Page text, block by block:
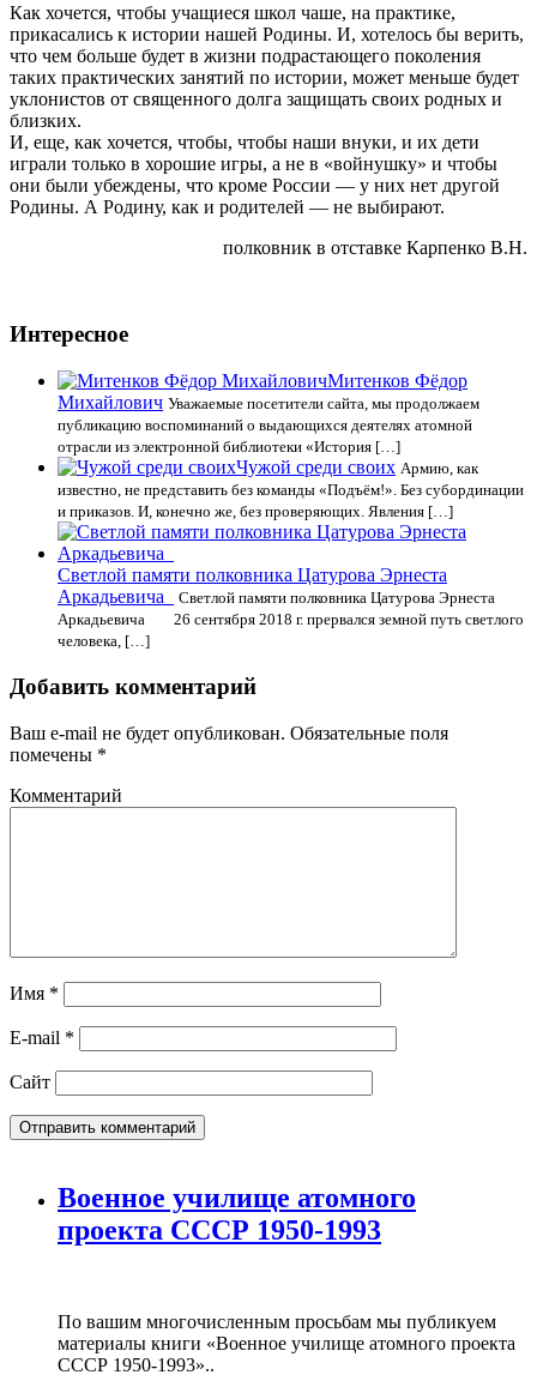
Как хочется, чтобы учащиеся школ чаше, на практике,
прикасались к истории нашей Родины. И, хотелось бы верить,
что чем больше будет в жизни подрастающего поколения
таких практических занятий по истории, может меньше будет
уклонистов от священного долга защищать своих родных и
близких.
И, еще, как хочется, чтобы, чтобы наши внуки, и их дети
играли только в хорошие игры, а не в «войнушку» и чтобы
они были убеждены, что кроме России — у них нет другой
Родины. А Родину, как и родителей — не выбирают.
полковник в отставке Карпенко В.Н.
Интересное
Митенков Фёдор
Михайлович Уважаемые посетители сайта, мы продолжаем
публикацию воспоминаний о выдающихся деятелях атомной
отрасли из электронной библиотеки «История […]
Чужой среди своих Армию, как
известно, не представить без команды «Подъём!». Без субординации
и приказов. И, конечно же, без проверяющих. Явления […]
Светлой памяти полковника Цатурова Эрнеста
Аркадьевича
Светлой памяти полковника Цатурова Эрнеста
Аркадьевича 26 сентября 2018 г. прервался земной путь светлого
человека, […]
Добавить комментарий
Ваш e-mail не будет опубликован. Обязательные поля
помечены *
Комментарий
Имя *
E-mail *
Сайт
Военное училище атомного
проекта СССР 1950-1993
По вашим многочисленным просьбам мы публикуем
материалы книги «Военное училище атомного проекта
СССР 1950-1993»..